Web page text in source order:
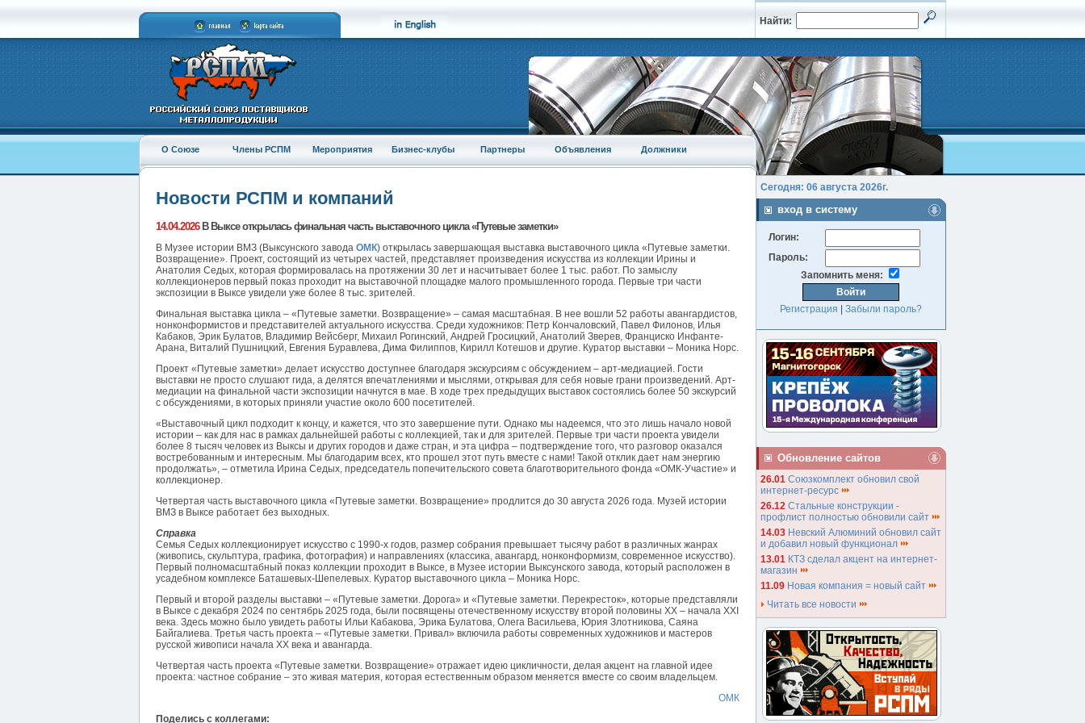
Найти:
О Союзе Члены РСПМ Мероприятия Бизнес-клубы Партнеры Объявления Должники
Новости РСПМ и компаний
14.04.2026В Выксе открылась финальная часть выставочного цикла «Путевые заметки»
В Музее истории ВМЗ (Выксунского завода ОМК) открылась завершающая выставка выставочного цикла «Путевые заметки.
Возвращение». Проект, состоящий из четырех частей, представляет произведения искусства из коллекции Ирины и
Анатолия Седых, которая формировалась на протяжении 30 лет и насчитывает более 1 тыс. работ. По замыслу
коллекционеров первый показ проходит на выставочной площадке малого промышленного города. Первые три части
экспозиции в Выксе увидели уже более 8 тыс. зрителей.
Финальная выставка цикла – «Путевые заметки. Возвращение» – самая масштабная. В нее вошли 52 работы авангардистов,
нонконформистов и представителей актуального искусства. Среди художников: Петр Кончаловский, Павел Филонов, Илья
Кабаков, Эрик Булатов, Владимир Вейсберг, Михаил Рогинский, Андрей Гросицкий, Анатолий Зверев, Франциско Инфанте-
Арана, Виталий Пушницкий, Евгения Буравлева, Дима Филиппов, Кирилл Котешов и другие. Куратор выставки – Моника Норс.
Проект «Путевые заметки» делает искусство доступнее благодаря экскурсиям с обсуждением – арт-медиацией. Гости
выставки не просто слушают гида, а делятся впечатлениями и мыслями, открывая для себя новые грани произведений. Арт-
медиации на финальной части экспозиции начнутся в мае. В ходе трех предыдущих выставок состоялись более 50 экскурсий
с обсуждениями, в которых приняли участие около 600 посетителей.
«Выставочный цикл подходит к концу, и кажется, что это завершение пути. Однако мы надеемся, что это лишь начало новой
истории – как для нас в рамках дальнейшей работы с коллекцией, так и для зрителей. Первые три части проекта увидели
более 8 тысяч человек из Выксы и других городов и даже стран, и эта цифра – подтверждение того, что разговор оказался
востребованным и интересным. Мы благодарим всех, кто прошел этот путь вместе с нами! Такой отклик дает нам энергию
продолжать», – отметила Ирина Седых, председатель попечительского совета благотворительного фонда «ОМК-Участие» и
коллекционер.
Четвертая часть выставочного цикла «Путевые заметки. Возвращение» продлится до 30 августа 2026 года. Музей истории
ВМЗ в Выксе работает без выходных.
Справка
Семья Седых коллекционирует искусство с 1990-х годов, размер собрания превышает тысячу работ в различных жанрах
(живопись, скульптура, графика, фотография) и направлениях (классика, авангард, нонконформизм, современное искусство).
Первый полномасштабный показ коллекции проходит в Выксе, в Музее истории Выксунского завода, который расположен в
усадебном комплексе Баташевых-Шепелевых. Куратор выставочного цикла – Моника Норс.
Первый и второй разделы выставки – «Путевые заметки. Дорога» и «Путевые заметки. Перекресток», которые представляли
в Выксе с декабря 2024 по сентябрь 2025 года, были посвящены отечественному искусству второй половины XX – начала XXI
века. Здесь можно было увидеть работы Ильи Кабакова, Эрика Булатова, Олега Васильева, Юрия Злотникова, Саяна
Байгалиева. Третья часть проекта – «Путевые заметки. Привал» включила работы современных художников и мастеров
русской живописи начала ХХ века и авангарда.
Четвертая часть проекта «Путевые заметки. Возвращение» отражает идею цикличности, делая акцент на главной идее
проекта: частное собрание – это живая материя, которая естественным образом меняется вместе со своим владельцем.
ОМК
Поделись с коллегами:
Сегодня: 06 августа 2026г.
вход в систему
Логин:
Пароль:
Запомнить меня:
Регистрация Забыли пароль?
Обновление сайтов
26.01 Союзкомплект обновил свой
интернет-ресурс
26.12 Стальные конструкции -
профлист полностью обновили сайт
14.03 Невский Алюминий обновил сайт
и добавил новый функционал
13.01 КТЗ сделал акцент на интернет-
магазин
11.09 Новая компания = новый сайт
Читать все новости